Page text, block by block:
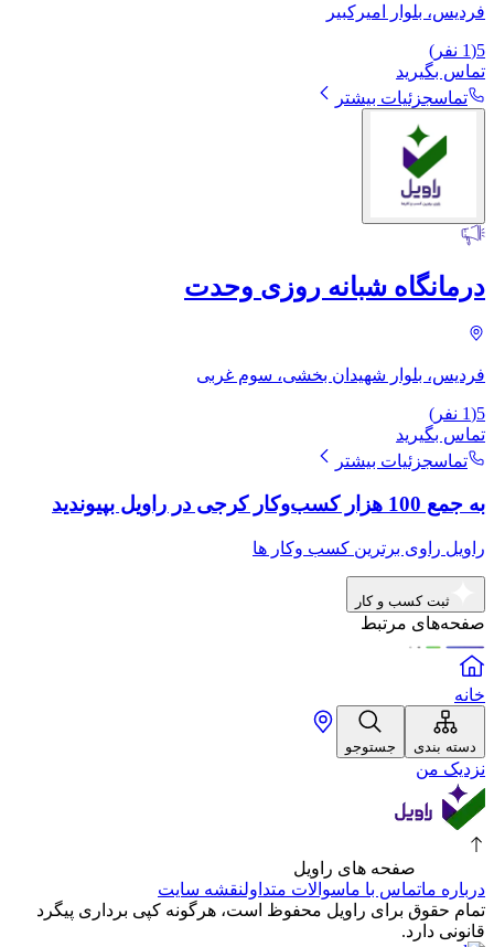
فردیس، بلوار امیرکبیر
5
(
1 نفر)
تماس بگیرید
تماسجزئیات بیشتر
درمانگاه شبانه روزی وحدت
فردیس، بلوار شهیدان بخشی، سوم غربی
5
(
1 نفر)
تماس بگیرید
تماسجزئیات بیشتر
به جمع 100 هزار کسب‌وکار کرجی در راویل بپیوندید
راویل راوی برترین کسب وکار ها
ثبت کسب و کار
صفحه‌های مرتبط
خانه
دسته بندی جستوجو
نزدیک من
صفحه های راویل
درباره ماتماس با ماسوالات متداولنقشه سایت
تمام حقوق برای راویل محفوظ است، هرگونه کپی برداری پیگرد
قانونی دارد.